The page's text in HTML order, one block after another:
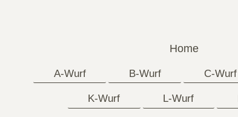
Home
A-Wurf B-Wurf C-Wurf
K-Wurf L-Wurf